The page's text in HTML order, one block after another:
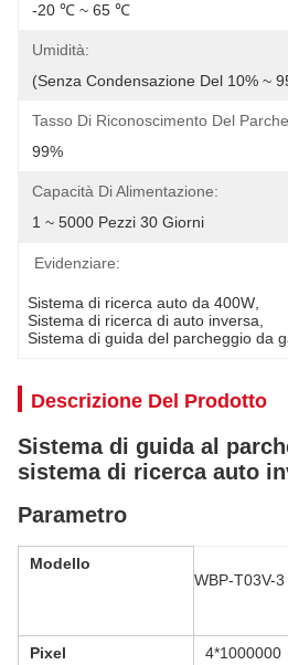
-20 ℃ ~ 65 ℃
Umidità:
(senza Condensazione Del 10% ~
Tasso Di Riconoscimento Del
99%
Capacità Di Alimentazione:
1 ~ 5000 Pezzi 30 Giorni
Evidenziare:
Sistema di ricerca auto da 400W
Sistema di ricerca di auto inversa
Sistema di guida del parcheggio da
Descrizione Del Prodotto
Sistema di guida al
sistema di ricerca auto
Parametro
Modello
WBP-T03V-3
Pixel 4*1000000